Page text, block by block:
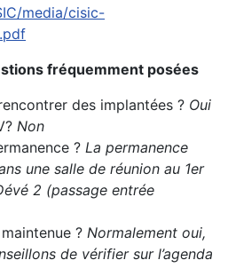
media/cisic-
fréquemment posées
des implantées ? Oui
Non
? La permanence
une salle de réunion au 1er
2 (passage entrée
? Normalement oui,
de vérifier sur l’agenda